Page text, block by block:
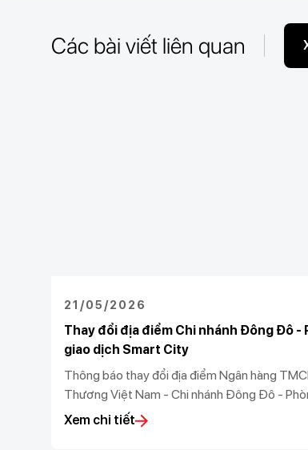
Các bài viết liên quan
21/05/2026
Thay đổi địa điểm Chi nhánh Đông Đô -
giao dịch Smart City
Thông báo thay đổi địa điểm Ngân hàng
Thương Việt Nam - Chi nhánh Đông Đô -
dịch Smart City
Xem chi tiết